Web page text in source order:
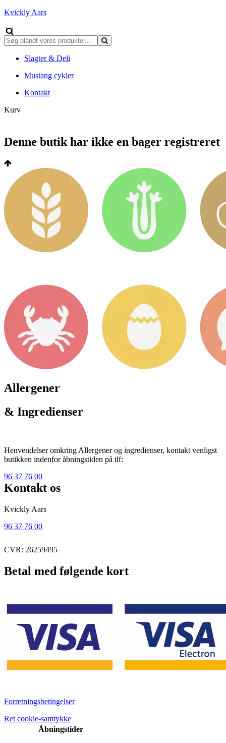
Kvickly Aars
Slagter & Deli
Mustang cykler
Kontakt
Kurv
Denne butik har ikke en bager registreret
Allergener
& Ingredienser
Henvendelser omkring Allergener og ingredienser, kontakt venligst
butikken indenfor åbningstiden på tlf:
96 37 76 00
Kontakt os
Kvickly Aars
96 37 76 00
CVR: 26259495
Betal med følgende kort
Forretningsbetingelser
Ret cookie-samtykke
Åbningstider